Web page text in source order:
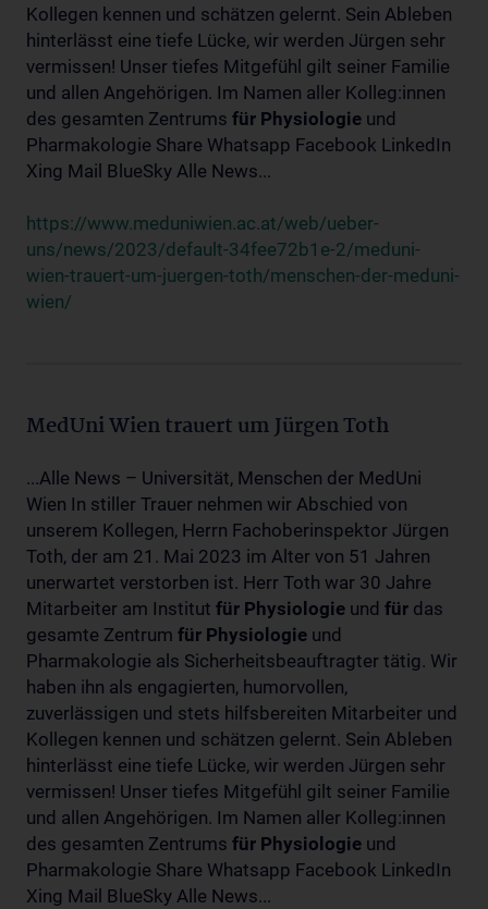
Kollegen kennen und schätzen gelernt. Sein Ableben
hinterlässt eine tiefe Lücke, wir werden Jürgen sehr
vermissen! Unser tiefes Mitgefühl gilt seiner Familie
und allen Angehörigen. Im Namen aller Kolleg:innen
des gesamten Zentrums für Physiologie und
Pharmakologie Share Whatsapp Facebook LinkedIn
Xing Mail BlueSky Alle News...
https://www.meduniwien.ac.at/web/ueber-
uns/news/2023/default-34fee72b1e-2/meduni-
wien-trauert-um-juergen-toth/menschen-der-meduni-
wien/
MedUni Wien trauert um Jürgen Toth
...Alle News – Universität, Menschen der MedUni
Wien In stiller Trauer nehmen wir Abschied von
unserem Kollegen, Herrn Fachoberinspektor Jürgen
Toth, der am 21. Mai 2023 im Alter von 51 Jahren
unerwartet verstorben ist. Herr Toth war 30 Jahre
Mitarbeiter am Institut für Physiologie und für das
gesamte Zentrum für Physiologie und
Pharmakologie als Sicherheitsbeauftragter tätig. Wir
haben ihn als engagierten, humorvollen,
zuverlässigen und stets hilfsbereiten Mitarbeiter und
Kollegen kennen und schätzen gelernt. Sein Ableben
hinterlässt eine tiefe Lücke, wir werden Jürgen sehr
vermissen! Unser tiefes Mitgefühl gilt seiner Familie
und allen Angehörigen. Im Namen aller Kolleg:innen
des gesamten Zentrums für Physiologie und
Pharmakologie Share Whatsapp Facebook LinkedIn
Xing Mail BlueSky Alle News...